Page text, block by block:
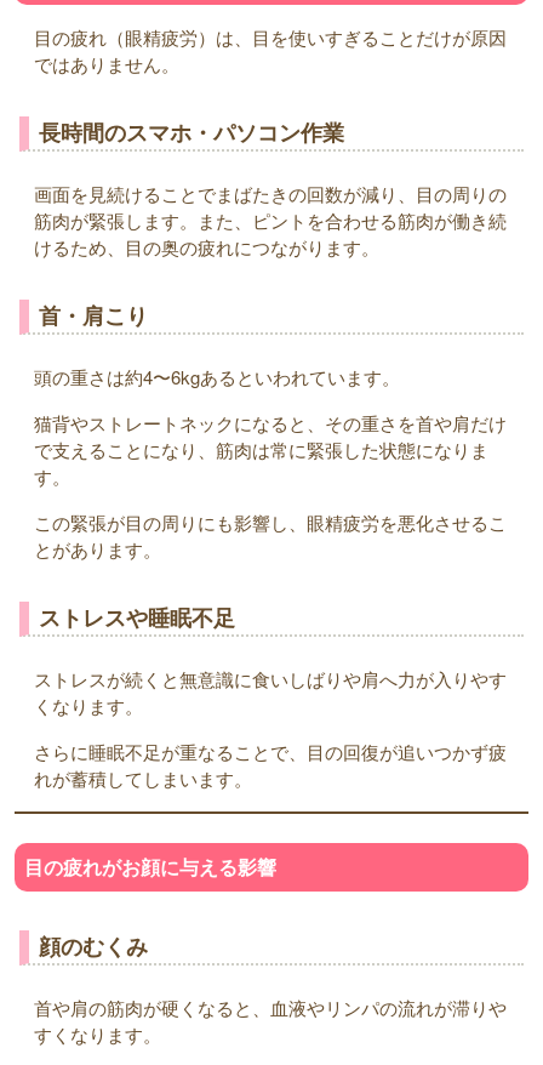
目の疲れ（眼精疲労）は、目を使いすぎることだけが原因
ではありません。
長時間のスマホ・パソコン作業
画面を見続けることでまばたきの回数が減り、目の周りの
筋肉が緊張します。また、ピントを合わせる筋肉が働き続
けるため、目の奥の疲れにつながります。
首・肩こり
頭の重さは約4〜6kgあるといわれています。
猫背やストレートネックになると、その重さを首や肩だけ
で支えることになり、筋肉は常に緊張した状態になりま
す。
この緊張が目の周りにも影響し、眼精疲労を悪化させるこ
とがあります。
ストレスや睡眠不足
ストレスが続くと無意識に食いしばりや肩へ力が入りやす
くなります。
さらに睡眠不足が重なることで、目の回復が追いつかず疲
れが蓄積してしまいます。
目の疲れがお顔に与える影響
顔のむくみ
首や肩の筋肉が硬くなると、血液やリンパの流れが滞りや
すくなります。